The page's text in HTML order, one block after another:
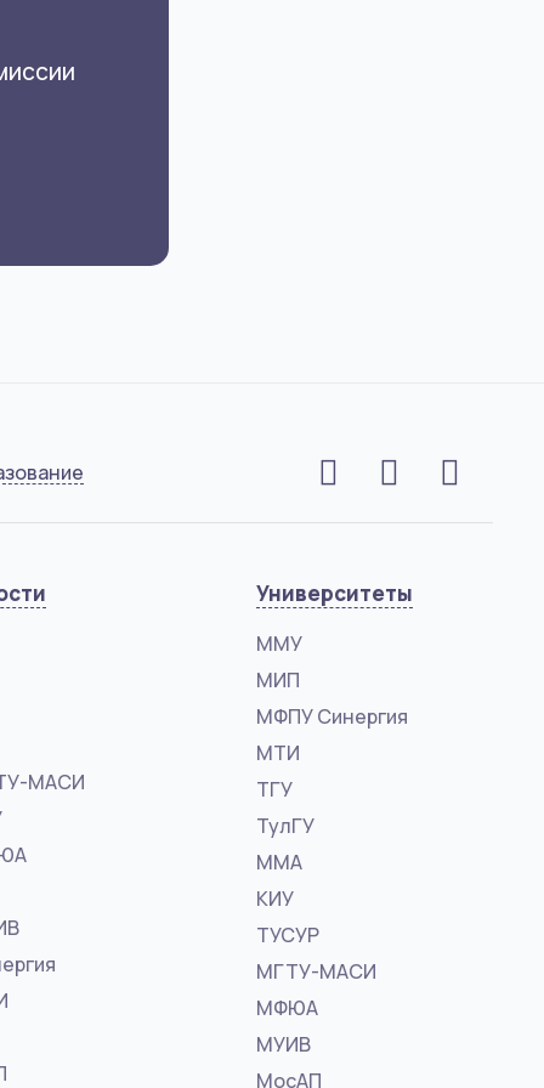
МАСИ
Университеты
ММУ
МИП
МФПУ Синергия
МТИ
ТГУ
ТулГУ
ММА
КИУ
ТУСУР
МГТУ-МАСИ
МФЮА
МУИВ
МосАП